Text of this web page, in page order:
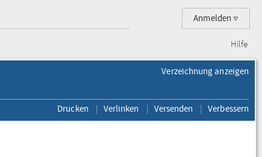
Anmelden
Hilfe
Verzeichnung anzeigen
Drucken Verlinken Versenden Verbessern